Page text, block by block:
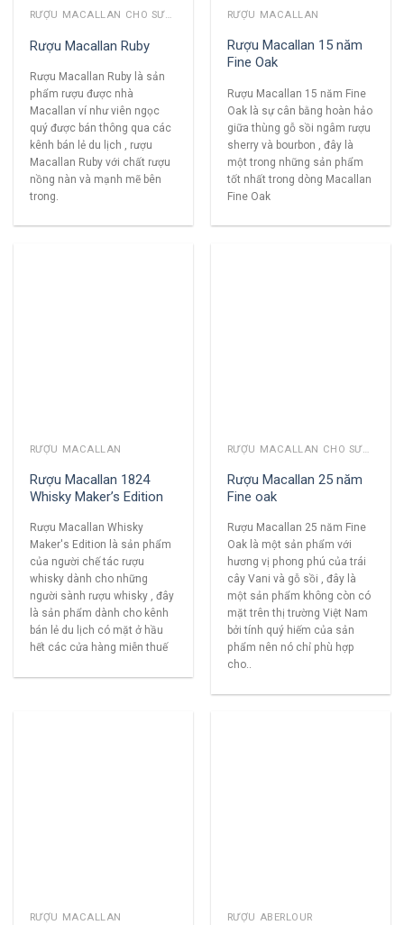
RƯỢU MACALLAN CHO SƯU TẦM
Rượu Macallan Ruby
Rượu Macallan Ruby là sản
phẩm rượu được nhà
Macallan ví như viên ngọc
quý được bán thông qua các
kênh bán lẻ du lịch , rượu
Macallan Ruby với chất rượu
nồng nàn và mạnh mẽ bên
trong.
RƯỢU MACALLAN
Rượu Macallan 15 năm
Fine Oak
Rượu Macallan 15 năm Fine
Oak là sự cân bằng hoàn hảo
giữa thùng gỗ sồi ngâm rượu
sherry và bourbon , đây là
một trong những sản phẩm
tốt nhất trong dòng Macallan
Fine Oak
RƯỢU MACALLAN
Rượu Macallan 1824
Whisky Maker’s Edition
Rượu Macallan Whisky
Maker's Edition là sản phẩm
của người chế tác rượu
whisky dành cho những
người sành rượu whisky , đây
là sản phẩm dành cho kênh
bán lẻ du lịch có mặt ở hầu
hết các cửa hàng miễn thuế
RƯỢU MACALLAN CHO SƯU TẦM
Rượu Macallan 25 năm
Fine oak
Rượu Macallan 25 năm Fine
Oak là một sản phẩm với
hương vị phong phú của trái
cây Vani và gỗ sồi , đây là
một sản phẩm không còn có
mặt trên thị trường Việt Nam
bởi tính quý hiếm của sản
phẩm nên nó chỉ phù hợp
cho..
RƯỢU MACALLAN RƯỢU ABERLOUR